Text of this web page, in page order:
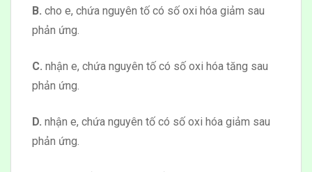
B. cho e, chứa nguyên tố có số oxi hóa giảm sau
phản ứng.
C. nhận e, chứa nguyên tố có số oxi hóa tăng sau
phản ứng.
D. nhận e, chứa nguyên tố có số oxi hóa giảm sau
phản ứng.